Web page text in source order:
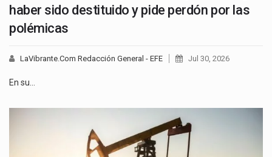
haber sido destituido y pide perdón por las
polémicas
LaVibrante.Com Redacción General - EFE Jul 30, 2026
En su…